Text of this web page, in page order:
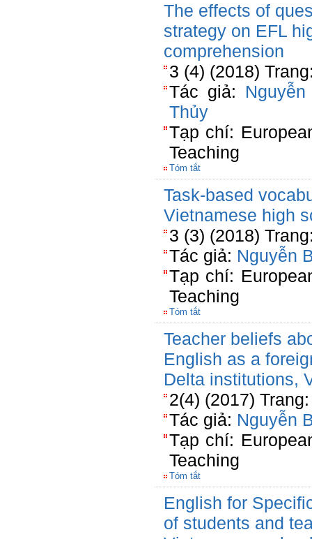
The effects of
strategy on EFL
comprehension
3 (4) (2018)
Tác giả:
Thủy
Tạp chí:
Teaching
Tóm tắt
Task-based
Vietnamese high
3 (3) (2018)
Tác giả: Nguyễn
Tạp chí:
Teaching
Tóm tắt
Teacher beliefs
English as a
Delta institutions,
2(4) (2017)
Tác giả: Nguyễn
Tạp chí:
Teaching
Tóm tắt
English for
of students and